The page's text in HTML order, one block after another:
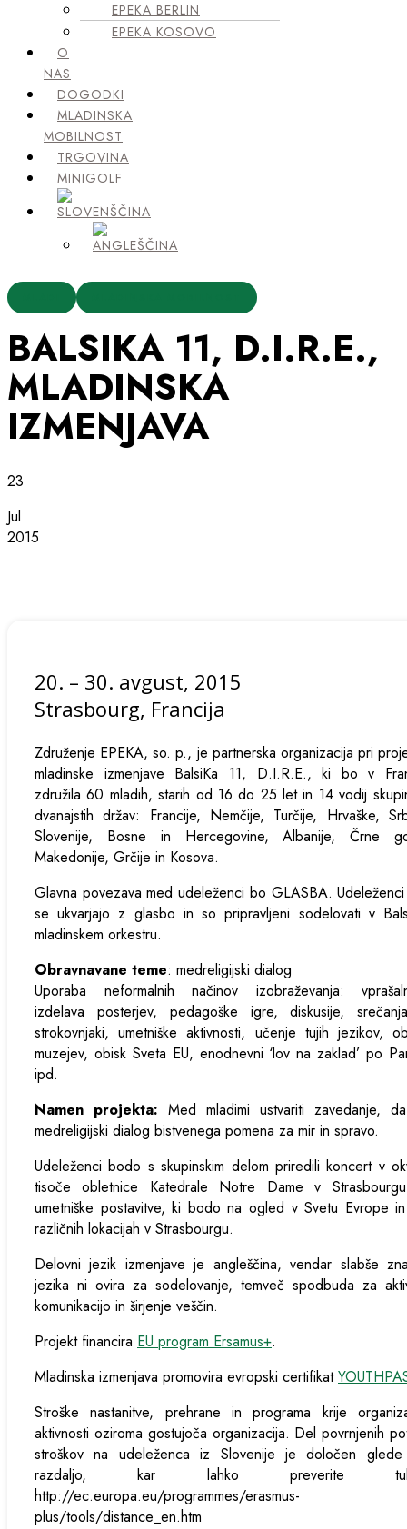
EPEKA BERLIN
EPEKA KOSOVO
O
NAS
DOGODKI
MLADINSKA
MOBILNOST
TRGOVINA
MINIGOLF
BALSIKA 11, D.I.R.E.,
MLADINSKA
IZMENJAVA
23
Jul
2015
20. – 30. avgust, 2015
Strasbourg, Francija
Združenje EPEKA, so. p., je partnerska organizacija pri
mladinske izmenjave BalsiKa 11, D.I.R.E., ki bo v
združila 60 mladih, starih od 16 do 25 let in 14 vodij
dvanajstih držav: Francije, Nemčije, Turčije, Hrvaške,
Slovenije, Bosne in Hercegovine, Albanije, Črne
Makedonije, Grčije in Kosova.
Glavna povezava med udeleženci bo GLASBA.
se ukvarjajo z glasbo in so pripravljeni sodelovati v
mladinskem orkestru.
Obravnavane teme: medreligijski dialog
Uporaba neformalnih načinov izobraževanja:
izdelava posterjev, pedagoške igre, diskusije,
strokovnjaki, umetniške aktivnosti, učenje tujih jezikov,
muzejev, obisk Sveta EU, enodnevni ‘lov na zaklad’ po
ipd.
Namen projekta: Med mladimi ustvariti zavedanje,
medreligijski dialog bistvenega pomena za mir in spravo.
Udeleženci bodo s skupinskim delom priredili koncert v
tisoče obletnice Katedrale Notre Dame v
umetniške postavitve, ki bodo na ogled v Svetu Evrope
različnih lokacijah v Strasbourgu.
Delovni jezik izmenjave je angleščina, vendar slabše
jezika ni ovira za sodelovanje, temveč spodbuda za
komunikacijo in širjenje veščin.
Projekt financira EU program Ersamus+.
Mladinska izmenjava promovira evropski certifikat
Stroške nastanitve, prehrane in programa krije
aktivnosti oziroma gostujoča organizacija. Del povrnjenih
stroškov na udeleženca iz Slovenije je določen
razdaljo, kar lahko preverite
http://ec.europa.eu/programmes/erasmus-
plus/tools/distance_en.htm